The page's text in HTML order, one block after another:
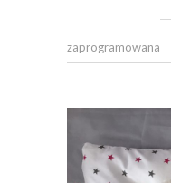
zaprogramowana